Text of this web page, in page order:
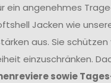
ein angenehmes
Jacken wie
aus. Sie
einzuschränken.
sowie